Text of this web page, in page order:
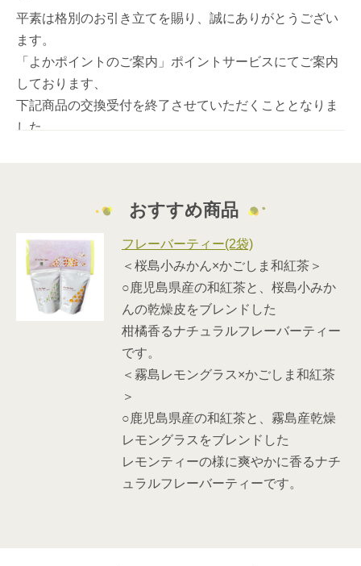
平素は格別のお引き立てを賜り、誠にありがとうござい
ます。
「よかポイントのご案内」ポイントサービスにてご案内
しております、
下記商品の交換受付を終了させていただくこととなりま
した。
上記3商品全て、2026年7月2日(木) 交換受付終了
急なお知らせとなり、お客様には大変ご迷惑をお掛けい
たしますが、
何卒ご了承賜りますようお願い申し上げます。
新たなよかポイント交換商品をご準備しておりますの
で、お待ちくださいませ。
よかポイント交換受付終了商品のお知らせ
平素は格別のお引き立てを賜り、誠にありがとうござい
よかポイント商品「まぐろ山椒 4,000ポイント」でござ
おすすめ商品
フレーバーティー(2袋)
＜桜島小みかん×かごしま和紅茶＞
○鹿児島県産の和紅茶と、桜島小みか
んの乾燥皮をブレンドした
柑橘香るナチュラルフレーバーティー
です。
＜霧島レモングラス×かごしま和紅茶
＞
○鹿児島県産の和紅茶と、霧島産乾燥
レモングラスをブレンドした
レモンティーの様に爽やかに香るナチ
ュラルフレーバーティーです。